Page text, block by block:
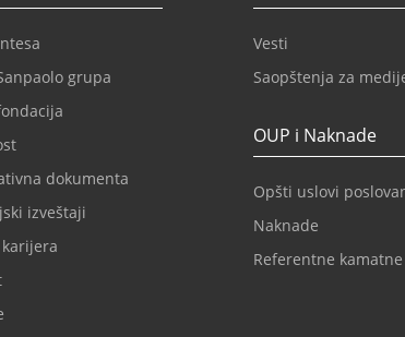
grupa
dokumenta
izveštaji
karijera
Vesti
Saopštenja za
OUP i Naknade
Opšti uslovi
Naknade
Referentne